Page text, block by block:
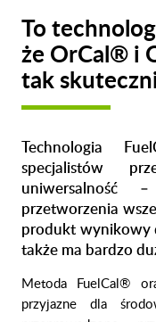
To
że OrCal® i
tak
Technologia
specjalistów
uniwersalność
przetworzenia
produkt wynikowy
także ma bardzo
Metoda FuelCal®
przyjazne dla